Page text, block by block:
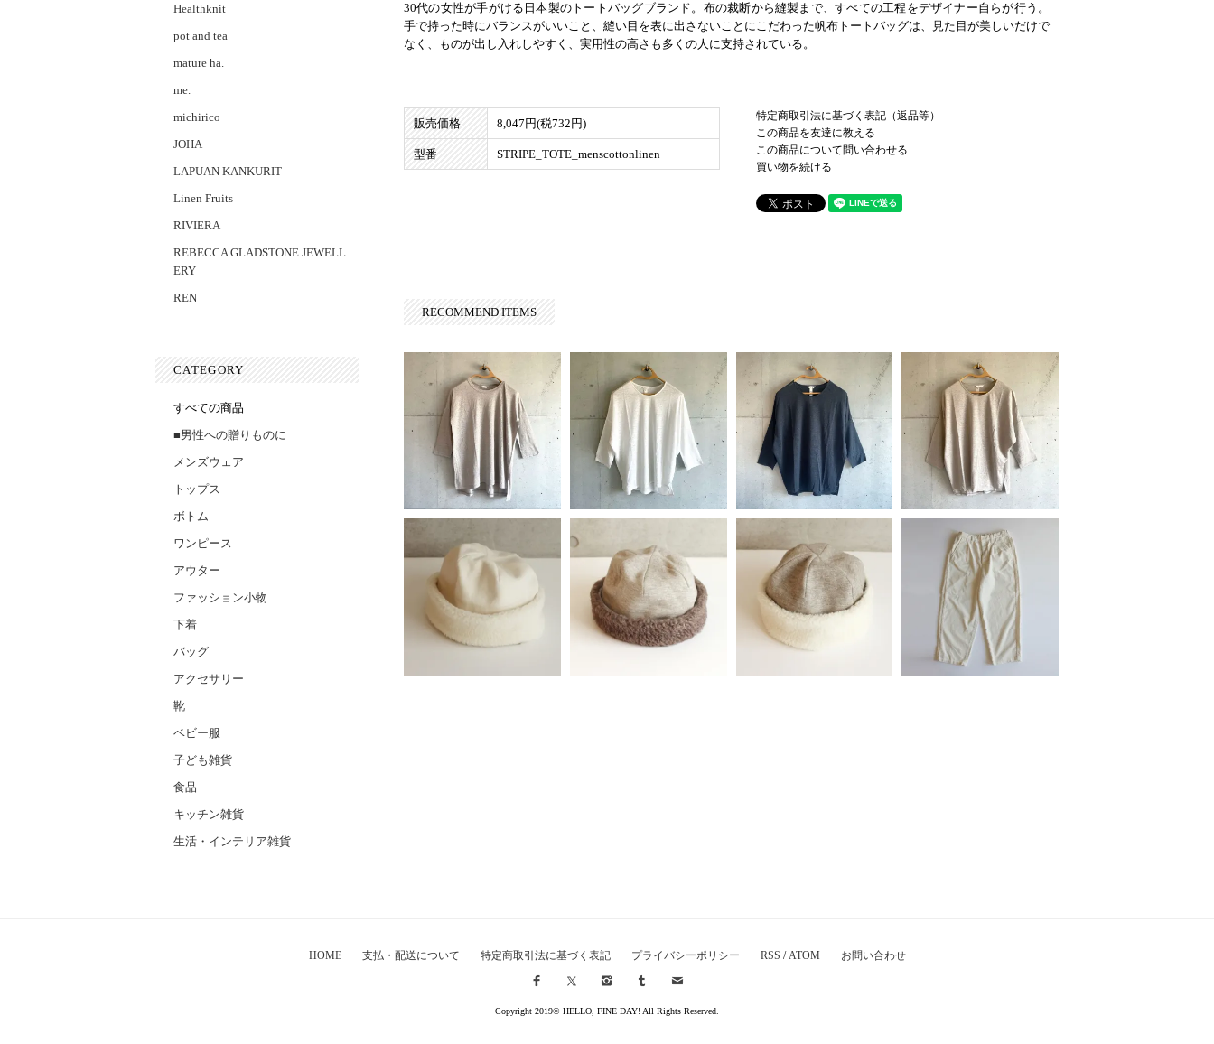
30代の女性が手がける日本製のトートバッグブランド。布の裁断から縫製まで、すべての工程をデザイナー自らが行う。
手で持った時にバランスがいいこと、縫い目を表に出さないことにこだわった帆布トートバッグは、見た目が美しいだけで
なく、ものが出し入れしやすく、実用性の高さも多くの人に支持されている。
販売価格 8,047円(税732円)
型番 STRIPE_TOTE_menscottonlinen
特定商取引法に基づく表記（返品等）
この商品を友達に教える
この商品について問い合わせる
買い物を続ける
RECOMMEND ITEMS
Healthknit
pot and tea
mature ha.
me.
michirico
JOHA
LAPUAN KANKURIT
Linen Fruits
RIVIERA
REBECCA GLADSTONE JEWELL
ERY
REN
CATEGORY
すべての商品
■男性への贈りものに
メンズウェア
トップス
ボトム
ワンピース
アウター
ファッション小物
下着
バッグ
アクセサリー
靴
ベビー服
子ども雑貨
食品
キッチン雑貨
生活・インテリア雑貨
HOME 支払・配送について 特定商取引法に基づく表記 プライバシーポリシー RSS /ATOM お問い合わせ
Copyright 2019© HELLO, FINE DAY! All Rights Reserved.